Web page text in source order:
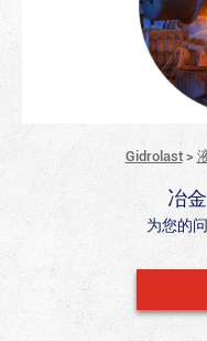
Gidrolast>
冶
为您的